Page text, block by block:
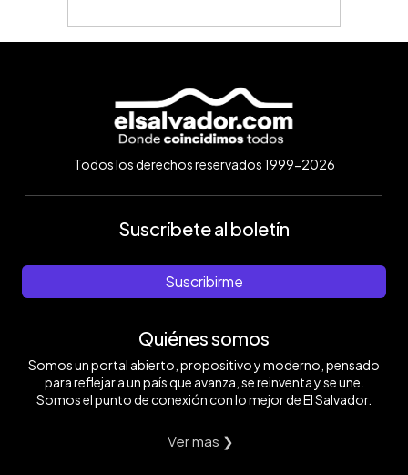
Todos los derechos reservados 1999-2026
Suscríbete al boletín
Suscribirme
Quiénes somos
Somos un portal abierto, propositivo y moderno, pensado
para reflejar a un país que avanza, se reinventa y se une.
Somos el punto de conexión con lo mejor de El Salvador.
Ver mas ❯